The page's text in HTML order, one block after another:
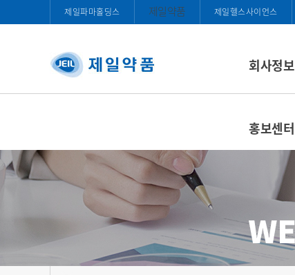
제일파마홀딩스 제일약품 제일헬스사이언스
회사정보
홍보센터